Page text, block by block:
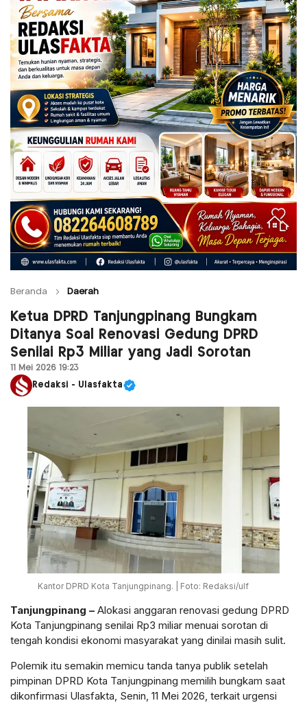
Beranda Daerah
Ketua DPRD Tanjungpinang Bungkam
Ditanya Soal Renovasi Gedung DPRD
Senilai Rp3 Miliar yang Jadi Sorotan
11 Mei 2026 19:23
Redaksi - Ulasfakta
Kantor DPRD Kota Tanjungpinang. | Foto: Redaksi/ulf
Tanjungpinang – Alokasi anggaran renovasi gedung DPRD
Kota Tanjungpinang senilai Rp3 miliar menuai sorotan di
tengah kondisi ekonomi masyarakat yang dinilai masih sulit.
Polemik itu semakin memicu tanda tanya publik setelah
pimpinan DPRD Kota Tanjungpinang memilih bungkam saat
dikonfirmasi Ulasfakta, Senin, 11 Mei 2026, terkait urgensi